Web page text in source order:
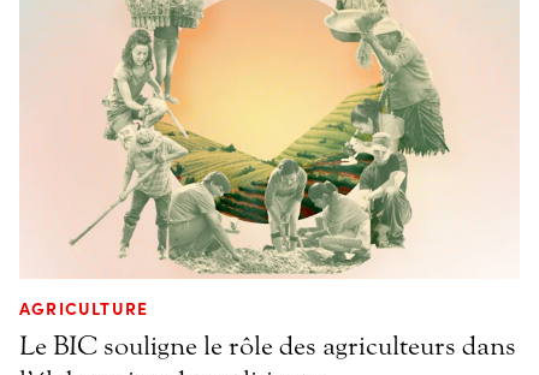
AGRICULTURE
Le BIC souligne le rôle des agriculteurs dans